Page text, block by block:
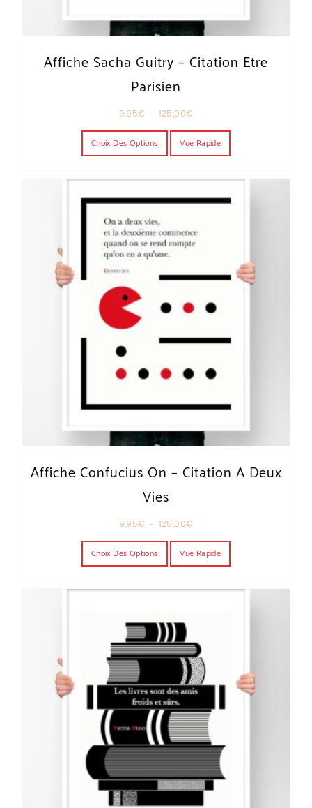
Affiche Sacha Guitry – Citation Etre
Parisien
9,95€ – 125,00€
Choix Des Options
Ce produit a plusieurs variations. Les
Vue Rapide
Affiche Confucius On – Citation A Deux
Vies
9,95€ – 125,00€
Choix Des Options
Ce produit a plusieurs variations. Les
Vue Rapide